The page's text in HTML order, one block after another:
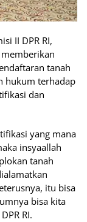
II DPR RI,
tanah
hukum terhadap
dan
yang mana
insyaallah
tanah
itu bisa
bisa kita
RI.